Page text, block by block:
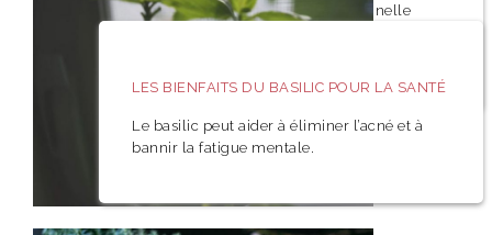
est soit roulée en bâtonnets de cannelle
LES BIENFAITS DU BASILIC POUR LA SANTÉ
Le basilic peut aider à éliminer l’acné et à
bannir la fatigue mentale.